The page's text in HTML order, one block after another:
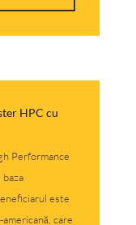
HPC cu
Performance
este
care